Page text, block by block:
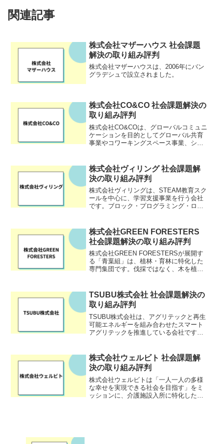
関連記事
株式会社マザーハウス 社会課題
解決の取り組み評判
株式会社マザーハウスは、2006年にバン
グラデシュで設立されました。
株式会社CO&CO 社会課題解決の
取り組み評判
株式会社CO&COは、グローバルコミュニ
ケーションを目的としてグローバル共育
事業やコワーキングスペース事業、シェ
に、世界をひとつにするコミュニティを
つくるため多くのイベン...
株式会社ヴィリング 社会課題解
決の取り組み評判
株式会社ヴィリングは、STEAM教育スク
ールを中心に、学習支援事業を行う会社
です。ブロック・プログラミング・ロボ
学ぶコースが特徴的です。AI時代に輝く
ための力と人として...
株式会社GREEN FORESTERS
社会課題解決の取り組み評判
株式会社GREEN FORESTERSが展開す
る「青葉組」は、植林・育林に特化した
専門集団です。伐採ではなく、木を植
業を目指しています。「自然資本を成長
させる」を理念に...
TSUBU株式会社 社会課題解決の
取り組み評判
TSUBU株式会社は、アグリテックと再生
可能エネルギーを組み合わせたスマート
アグリテックを推進している会社です。
界規模で地球温暖化が進み、その対策が
急務となっています。...
株式会社ウェルビト 社会課題解
決の取り組み評判
株式会社ウェルビトは「一人一人の多様
な幸せを実現できる社会を目指す」をミ
ッションに、介護施設入所に特化した身